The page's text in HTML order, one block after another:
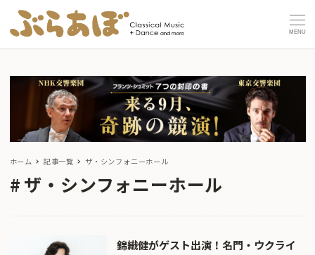
MENU
ホーム 記事一覧 ザ・シンフォニーホール
ザ・シンフォニーホール
錦織健がゲスト出演！名門・ウクライ